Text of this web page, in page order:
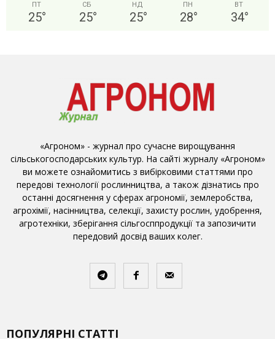
ПТ
25°
СБ
25°
НД
25°
ПН
28°
ВТ
34°
«Агроном» - журнал про сучасне вирощування
сільськогосподарських культур. На сайті журналу «Агроном»
ви можете ознайомитись з вибірковими статтями про
передові технології рослинництва, а також дізнатись про
останні досягнення у сферах агрономії, землеробства,
агрохімії, насінництва, селекції, захисту рослин, удобрення,
агротехніки, зберігання сільгосппродукції та запозичити
передовий досвід ваших колег.
ПОПУЛЯРНІ СТАТТІ